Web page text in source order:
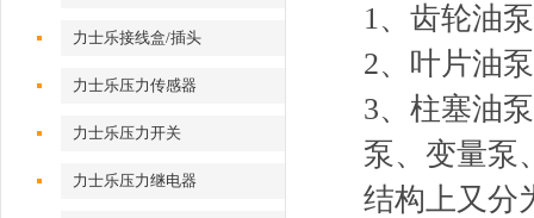
力士乐接线盒/插头
力士乐压力传感器
力士乐压力开关
力士乐压力继电器
1、齿轮油
2、叶片油
3、柱塞油
泵、变量泵
结构上又分